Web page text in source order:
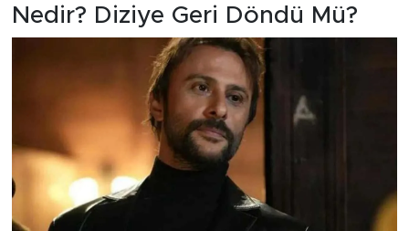
Nedir? Diziye Geri Döndü Mü?